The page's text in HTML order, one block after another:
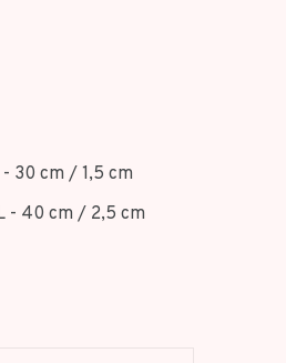
- 30 cm / 1,5 cm
- 40 cm / 2,5 cm